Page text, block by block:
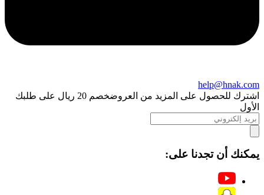
help@hnak.com
اشترك للحصول على المزيد من العروض
خصم 20 ريال على طلبك
الأول
يمكنك أن تجدنا على: